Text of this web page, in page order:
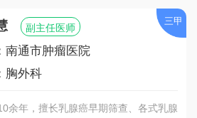
副主任医师
南通市肿瘤医院
胸外科
余年，擅长乳腺癌早期筛查、各式乳腺
三甲